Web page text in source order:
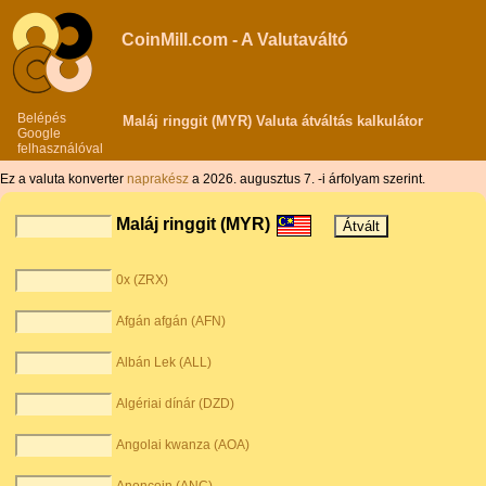
Belépés
Google
felhasználóval
CoinMill.com - A Valutaváltó
Maláj ringgit (MYR) Valuta átváltás kalkulátor
Ez a valuta konverter naprakész a 2026. augusztus 7. -i árfolyam szerint.
Maláj ringgit (MYR)
0x (ZRX)
Afgán afgán (AFN)
Albán Lek (ALL)
Algériai dínár (DZD)
Angolai kwanza (AOA)